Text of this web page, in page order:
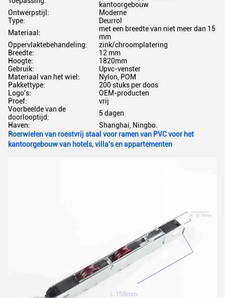
kantoorgebouw
Ontwerpstijl:
Moderne
Type:
Deurrol
Materiaal:
met een breedte van niet meer dan 15
mm
Oppervlaktebehandeling:
zink/chroomplatering
Breedte:
12 mm
Hoogte:
1820mm
Gebruik:
Upvc-venster
Materiaal van het wiel:
Nylon, POM
Pakkettype:
200 stuks per doos
Logo's:
OEM-producten
Proef:
vrij
Voorbeelde van de
doorlooptijd:
5 dagen
Haven:
Shanghai, Ningbo.
Roerwielen van roestvrij staal voor ramen van PVC voor het
kantoorgebouw van hotels, villa's en appartementen